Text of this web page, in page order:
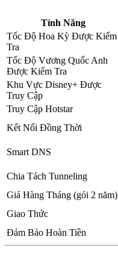
Tính Năng
Tốc Độ Hoa Kỳ Được Kiểm
Tra
Tốc Độ Vương Quốc Anh
Được Kiểm Tra
Khu Vực Disney+ Được
Truy Cập
Truy Cập Hotstar
Kết Nối Đồng Thời
Smart DNS
Chia Tách Tunneling
Giá Hàng Tháng (gói 2 năm)
Giao Thức
Đảm Bảo Hoàn Tiền